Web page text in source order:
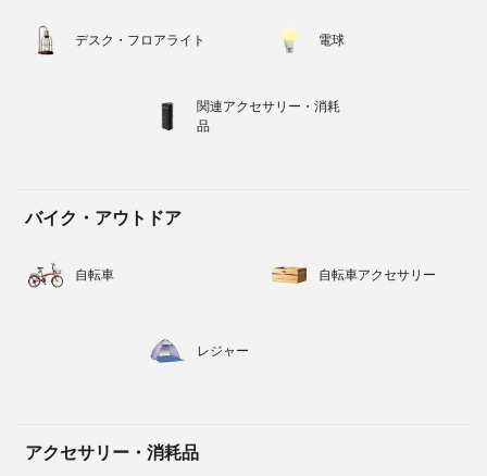
デスク・フロアライト 電球
関連アクセサリー・消耗
品
バイク・アウトドア
自転車 自転車アクセサリー
レジャー
アクセサリー・消耗品